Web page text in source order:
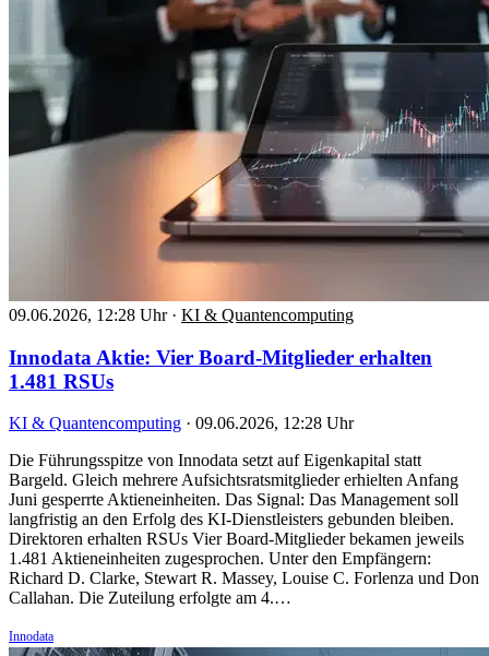
09.06.2026, 12:28 Uhr · KI & Quantencomputing
Innodata Aktie: Vier Board-Mitglieder erhalten
1.481 RSUs
KI & Quantencomputing · 09.06.2026, 12:28 Uhr
Die Führungsspitze von Innodata setzt auf Eigenkapital statt
Bargeld. Gleich mehrere Aufsichtsratsmitglieder erhielten Anfang
Juni gesperrte Aktieneinheiten. Das Signal: Das Management soll
langfristig an den Erfolg des KI-Dienstleisters gebunden bleiben.
Direktoren erhalten RSUs Vier Board-Mitglieder bekamen jeweils
1.481 Aktieneinheiten zugesprochen. Unter den Empfängern:
Richard D. Clarke, Stewart R. Massey, Louise C. Forlenza und Don
Callahan. Die Zuteilung erfolgte am 4.…
Innodata